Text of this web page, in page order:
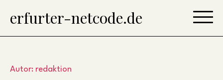
erfurter-netcode.de
Autor: redaktion